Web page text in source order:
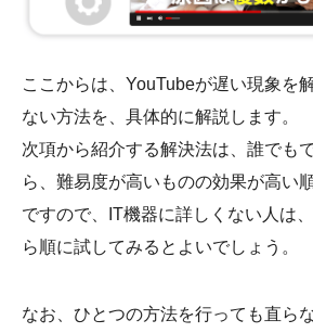
ここからは、YouTubeが遅い現象を
ない方法を、具体的に解説します。
次項から紹介する解決法は、誰でも
ら、難易度が高いものの効果が高い
ですので、IT機器に詳しくない人は
ら順に試してみるとよいでしょう。
なお、ひとつの方法を行っても直ら